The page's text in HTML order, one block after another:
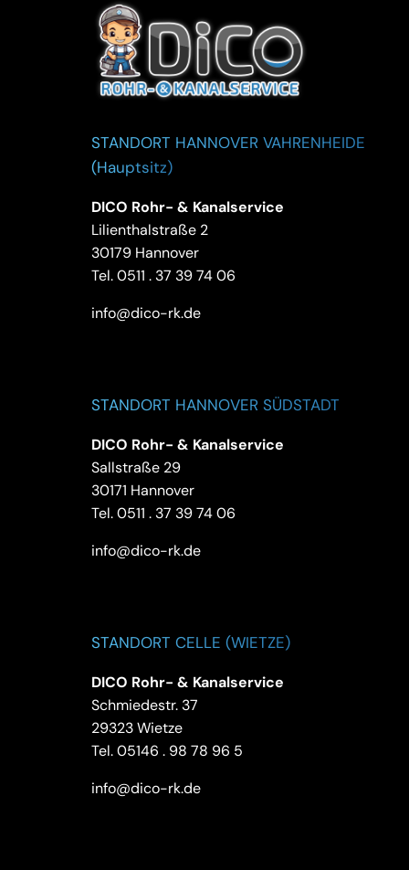
STANDORT HANNOVER VAHRENHEIDE
(Hauptsitz)
DICO Rohr- & Kanalservice
Lilienthalstraße 2
30179 Hannover
Tel.0511 . 37 39 74 06
info@dico-rk.de
STANDORT HANNOVER SÜDSTADT
DICO Rohr- & Kanalservice
Sallstraße 29
30171 Hannover
Tel.0511 . 37 39 74 06
info@dico-rk.de
STANDORT CELLE (WIETZE)
DICO Rohr- & Kanalservice
Schmiedestr. 37
29323 Wietze
Tel.05146 . 98 78 96 5
info@dico-rk.de